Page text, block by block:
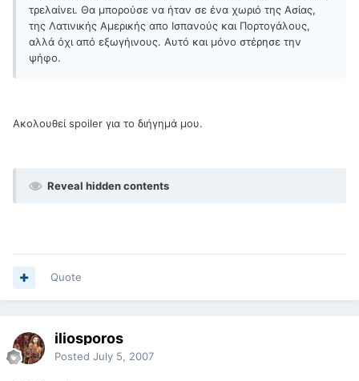
τρελαίνει. Θα μπορούσε να ήταν σε ένα χωριό της Ασίας,
της Λατινικής Αμερικής απο Ισπανούς και Πορτογάλους,
αλλά όχι από εξωγήινους. Αυτό και μόνο στέρησε την
ψήφο.
Ακολουθεί spoiler για το διήγημά μου.
Reveal hidden contents
Quote
iliosporos
Posted July 5, 2007